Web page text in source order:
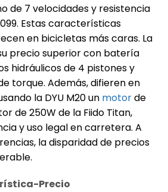
de 7 velocidades y resistencia
Estas características
en bicicletas más caras. La
precio superior con batería
hidráulicos de 4 pistones y
torque. Además, difieren en
la DYU M20 un motorde
de 250W de la Fiido Titan,
y uso legal en carretera. A
la disparidad de precios
Precio